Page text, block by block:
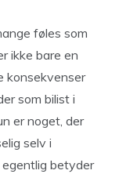
føles som
ikke bare en
konsekvenser
som bilist i
er noget, der
selv i
betyder